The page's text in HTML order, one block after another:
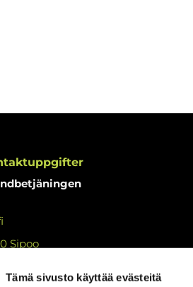
Tämä sivusto käyttää evästeitä
Sipoo